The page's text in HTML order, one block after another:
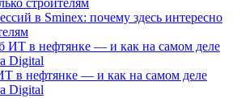
в Sminex: почему здесь интересно
в нефтянке — и как на самом деле
Digital